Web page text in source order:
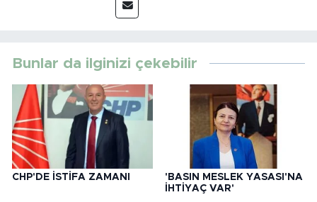
Bunlar da ilginizi çekebilir
CHP'DE İSTİFA ZAMANI
'BASIN MESLEK YASASI'NA
İHTİYAÇ VAR'